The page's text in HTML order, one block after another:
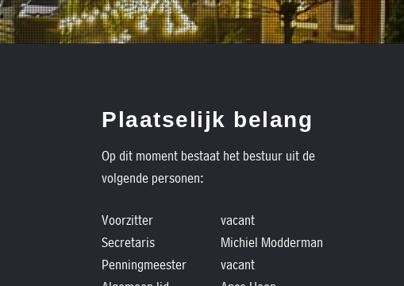
Plaatselijk belang
Op dit moment bestaat het bestuur uit de
volgende personen:
Voorzitter
vacant
Secretaris
Michiel Modderman
Penningmeester
vacant